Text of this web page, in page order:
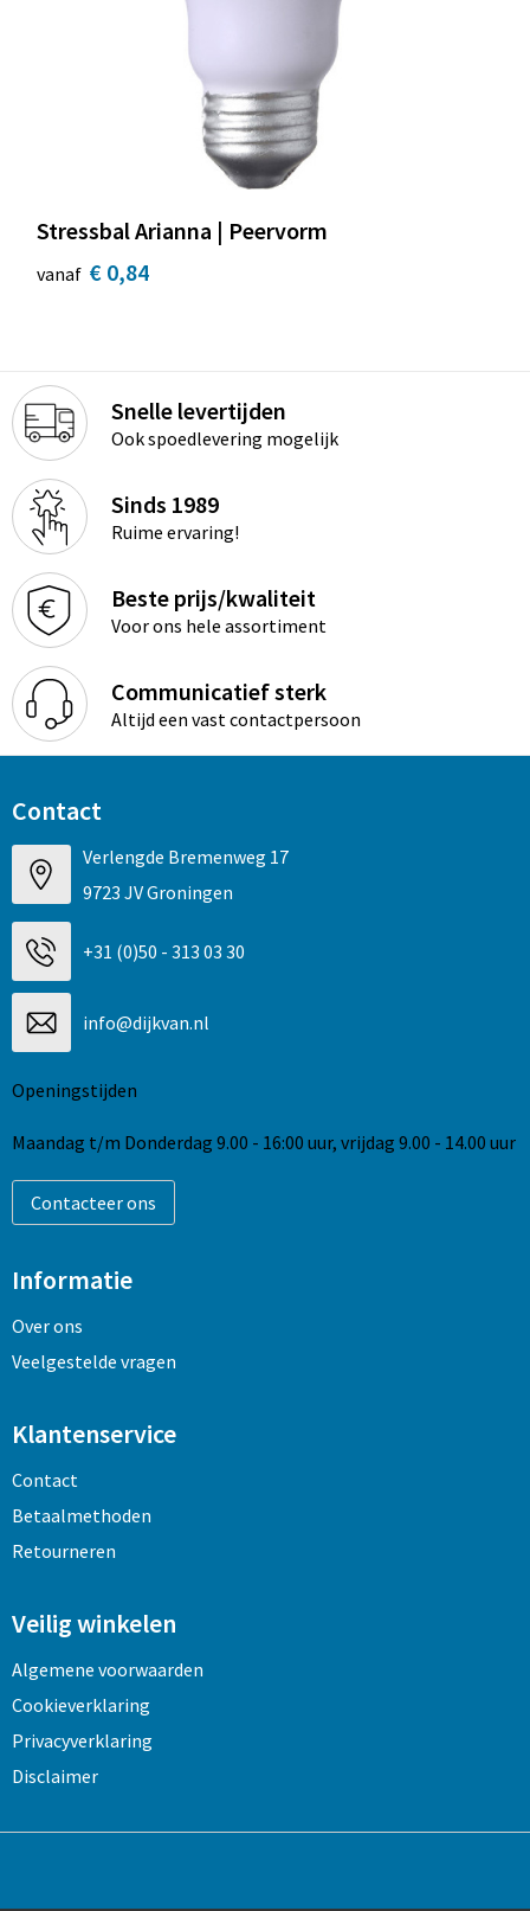
Stressbal Arianna | Peervorm
vanaf € 0,84
Snelle levertijden
Ook spoedlevering mogelijk
Sinds 1989
Ruime ervaring!
Beste prijs/kwaliteit
Voor ons hele assortiment
Communicatief sterk
Altijd een vast contactpersoon
Contact
Verlengde Bremenweg 17
9723 JV Groningen
+31 (0)50 - 313 03 30
info@dijkvan.nl
Openingstijden
Maandag t/m Donderdag 9.00 - 16:00 uur, vrijdag 9.00 - 14.00 uur
Contacteer ons
Informatie
Over ons
Veelgestelde vragen
Klantenservice
Contact
Betaalmethoden
Retourneren
Veilig winkelen
Algemene voorwaarden
Cookieverklaring
Privacyverklaring
Disclaimer